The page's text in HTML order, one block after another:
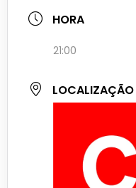
HORA
21:00
LOCALIZAÇÃO